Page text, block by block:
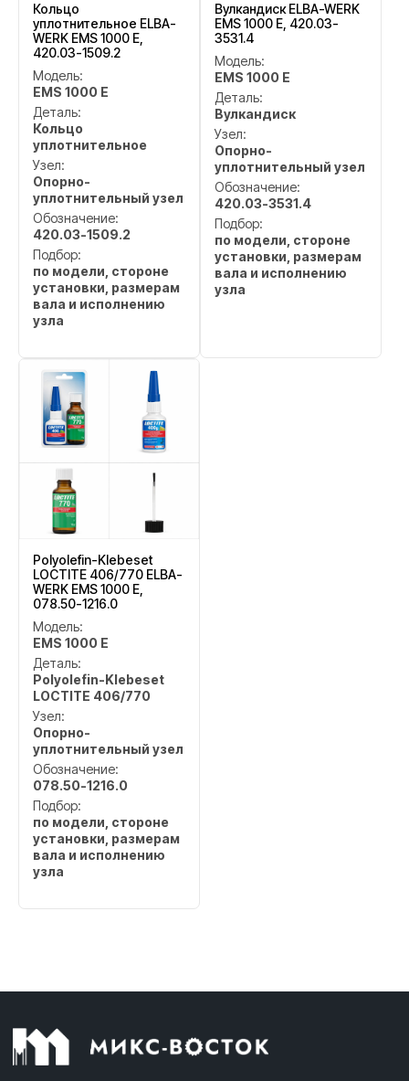
Кольцо
уплотнительное ELBA-
WERK EMS 1000 E,
420.03-1509.2
Модель:
EMS 1000 E
Деталь:
Кольцо
уплотнительное
Узел:
Опорно-
уплотнительный узел
Обозначение:
420.03-1509.2
Подбор:
по модели, стороне
установки, размерам
вала и исполнению
узла
Вулкандиск ELBA-WERK
EMS 1000 E, 420.03-
3531.4
Модель:
EMS 1000 E
Деталь:
Вулкандиск
Узел:
Опорно-
уплотнительный узел
Обозначение:
420.03-3531.4
Подбор:
по модели, стороне
установки, размерам
вала и исполнению
узла
Polyolefin-Klebeset
LOCTITE 406/770 ELBA-
WERK EMS 1000 E,
078.50-1216.0
Модель:
EMS 1000 E
Деталь:
Polyolefin-Klebeset
LOCTITE 406/770
Узел:
Опорно-
уплотнительный узел
Обозначение:
078.50-1216.0
Подбор:
по модели, стороне
установки, размерам
вала и исполнению
узла